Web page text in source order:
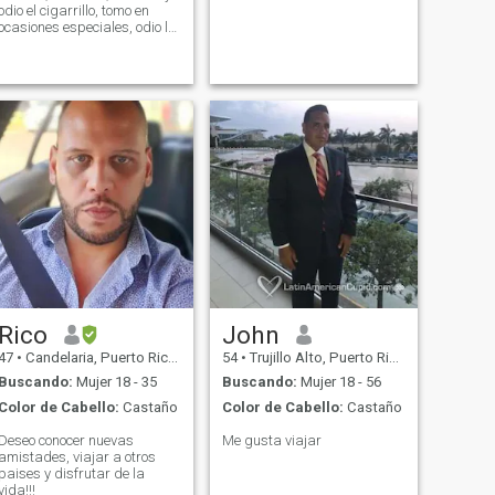
el cigarrillo, tomo en
especiales, odio la
por q la felicidad no te
la da nadie. BÚSCAME EN
Rico
• Candelaria, Puerto Rico, Puerto Rico
Buscando: Mujer 18 - 35
Color de Cabello: Castaño
Deseo conocer nuevas
amistades, viajar a otros
paises y disfrutar de la
John
54 • Trujillo Alto, Puerto Rico, Puerto Rico
Buscando: Mujer 18 - 56
Color de Cabello: Castaño
Me gusta viajar